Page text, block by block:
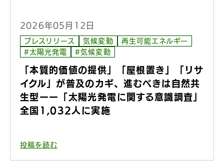
2026年05月12日
プレスリリース 気候変動
再生可能エネルギー
#太陽光発電
#気候変動
「本質的価値の提供」「屋根置き」「リサ
イクル」が普及のカギ、進むべきは自然共
生型ーー「太陽光発電に関する意識調査」
全国1,032人に実施
投稿を読む